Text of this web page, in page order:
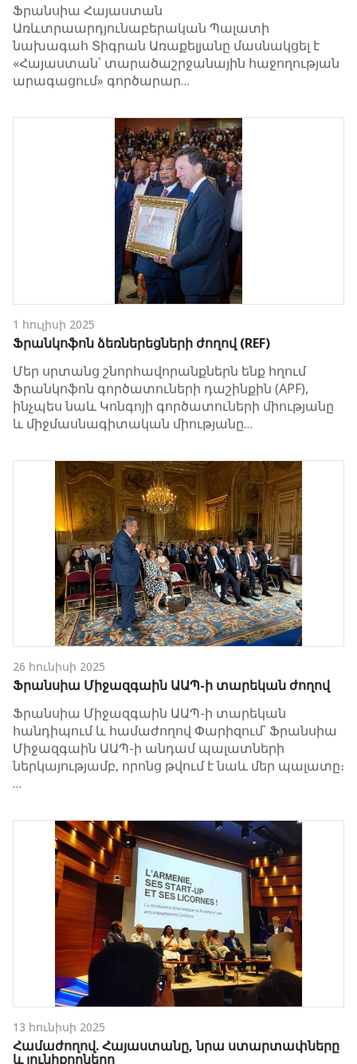
Ֆրանսիա Հայաստան
Առևտրաարդյունաբերական Պալատի
նախագահ Տիգրան Առաքելյանը մասնակցել է
«Հայաստան՝ տարածաշրջանային հաջողության
արագացում» գործարար…
1 հուլիսի 2025
Ֆրանկոֆոն ձեռներեցների ժողով (REF)
Մեր սրտանց շնորհավորանքներն ենք հղում
Ֆրանկոֆոն գործատուների դաշինքին (APF),
ինչպես նաև Կոնգոյի գործատուների միությանը
և միջմասնագիտական միությանը…
26 հունիսի 2025
Ֆրանսիա Միջազգաին ԱԱՊ-ի տարեկան ժողով
Ֆրանսիա Միջազգաին ԱԱՊ-ի տարեկան
հանդիպում և համաժողով Փարիզում՝ Ֆրանսիա
Միջազգաին ԱԱՊ-ի անդամ պալատների
ներկայությամբ, որոնց թվում է նաև մեր պալատը։
…
13 հունիսի 2025
Համաժողով. Հայաստանը, նրա ստարտափները
և յունիքորները